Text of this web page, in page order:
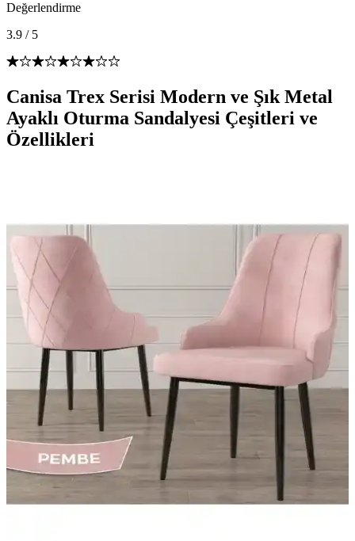
Değerlendirme
3.9 / 5
Canisa Trex Serisi Modern ve Şık Metal
Ayaklı Oturma Sandalyesi Çeşitleri ve
Özellikleri